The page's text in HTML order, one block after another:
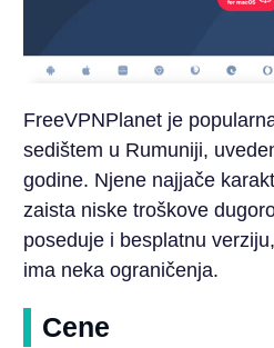
FreeVPNPlanet je
sedištem u Rumuniji,
godine. Njene najjače
zaista niske troškove
poseduje i besplatnu
ima neka ograničenja.
Cene